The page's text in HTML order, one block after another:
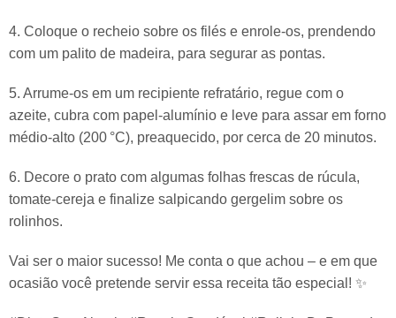
4. Coloque o recheio sobre os filés e enrole-os, prendendo
com um palito de madeira, para segurar as pontas.
5. Arrume-os em um recipiente refratário, regue com o
azeite, cubra com papel-alumínio e leve para assar em forno
médio-alto (200 °C), preaquecido, por cerca de 20 minutos.
6. Decore o prato com algumas folhas frescas de rúcula,
tomate-cereja e finalize salpicando gergelim sobre os
rolinhos.
Vai ser o maior sucesso! Me conta o que achou – e em que
ocasião você pretende servir essa receita tão especial! ✨ ️